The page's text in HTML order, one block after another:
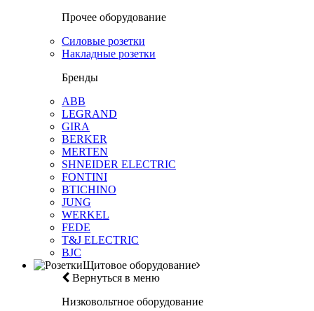
Прочее оборудование
Силовые розетки
Накладные розетки
Бренды
ABB
LEGRAND
GIRA
BERKER
MERTEN
SHNEIDER ELECTRIC
FONTINI
BTICHINO
JUNG
WERKEL
FEDE
T&J ELECTRIC
BJC
Щитовое оборудование
Вернуться в меню
Низковольтное оборудование